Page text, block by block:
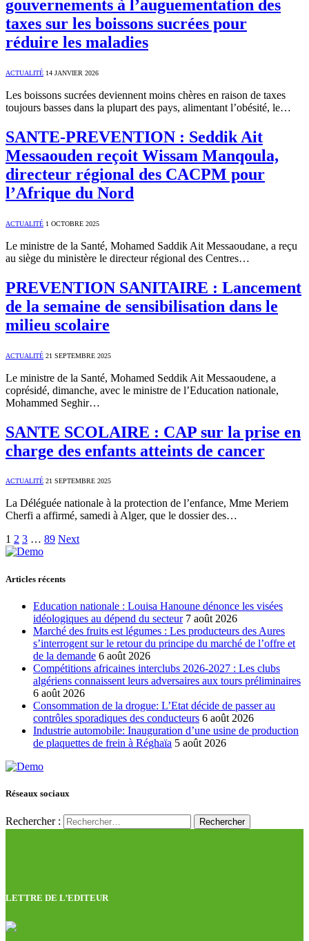
gouvernements à l’auguementation des
taxes sur les boissons sucrées pour
réduire les maladies
ACTUALITÉ 14 JANVIER 2026
Les boissons sucrées deviennent moins chères en raison de taxes
toujours basses dans la plupart des pays, alimentant l’obésité, le…
SANTE-PREVENTION : Seddik Ait
Messaouden reçoit Wissam Manqoula,
directeur régional des CACPM pour
l’Afrique du Nord
ACTUALITÉ 1 OCTOBRE 2025
Le ministre de la Santé, Mohamed Saddik Ait Messaoudane, a reçu
au siège du ministère le directeur régional des Centres…
PREVENTION SANITAIRE : Lancement
de la semaine de sensibilisation dans le
milieu scolaire
ACTUALITÉ 21 SEPTEMBRE 2025
Le ministre de la Santé, Mohamed Seddik Ait Messaoudene, a
coprésidé, dimanche, avec le ministre de l’Education nationale,
Mohammed Seghir…
SANTE SCOLAIRE : CAP sur la prise en
charge des enfants atteints de cancer
ACTUALITÉ 21 SEPTEMBRE 2025
La Déléguée nationale à la protection de l’enfance, Mme Meriem
Cherfi a affirmé, samedi à Alger, que le dossier des…
1 2 3 … 89 Next
Articles récents
Education nationale : Louisa Hanoune dénonce les visées
idéologiques au dépend du secteur 7 août 2026
Marché des fruits est légumes : Les producteurs des Aures
s’interrogent sur le retour du principe du marché de l’offre et
de la demande 6 août 2026
Compétitions africaines interclubs 2026-2027 : Les clubs
algériens connaissent leurs adversaires aux tours préliminaires
6 août 2026
Consommation de la drogue: L’Etat décide de passer au
contrôles sporadiques des conducteurs 6 août 2026
Industrie automobile: Inauguration d’une usine de production
de plaquettes de frein à Réghaïa 5 août 2026
Réseaux sociaux
Rechercher :
LETTRE DE L’EDITEUR